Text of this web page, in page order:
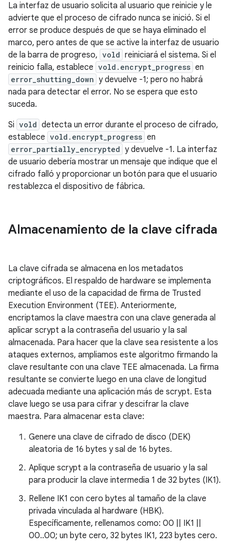
La interfaz de usuario solicita al usuario que reinicie y le
advierte que el proceso de cifrado nunca se inició. Si el
error se produce después de que se haya eliminado el
marco, pero antes de que se active la interfaz de usuario
de la barra de progreso, vold reiniciará el sistema. Si el
reinicio falla, establece vold.encrypt_progress en
error_shutting_down y devuelve -1; pero no habrá
nada para detectar el error. No se espera que esto
suceda.
Si vold detecta un error durante el proceso de cifrado,
establece vold.encrypt_progress en
error_partially_encrypted y devuelve -1. La interfaz
de usuario debería mostrar un mensaje que indique que el
cifrado falló y proporcionar un botón para que el usuario
restablezca el dispositivo de fábrica.
Almacenamiento de la clave cifrada
La clave cifrada se almacena en los metadatos
criptográficos. El respaldo de hardware se implementa
mediante el uso de la capacidad de firma de Trusted
Execution Environment (TEE). Anteriormente,
encriptamos la clave maestra con una clave generada al
aplicar scrypt a la contraseña del usuario y la sal
almacenada. Para hacer que la clave sea resistente a los
ataques externos, ampliamos este algoritmo firmando la
clave resultante con una clave TEE almacenada. La firma
resultante se convierte luego en una clave de longitud
adecuada mediante una aplicación más de scrypt. Esta
clave luego se usa para cifrar y descifrar la clave
maestra. Para almacenar esta clave:
Genere una clave de cifrado de disco (DEK)
aleatoria de 16 bytes y sal de 16 bytes.
Aplique scrypt a la contraseña de usuario y la sal
para producir la clave intermedia 1 de 32 bytes (IK1).
Rellene IK1 con cero bytes al tamaño de la clave
privada vinculada al hardware (HBK).
Específicamente, rellenamos como: 00 || IK1 ||
00..00; un byte cero, 32 bytes IK1, 223 bytes cero.